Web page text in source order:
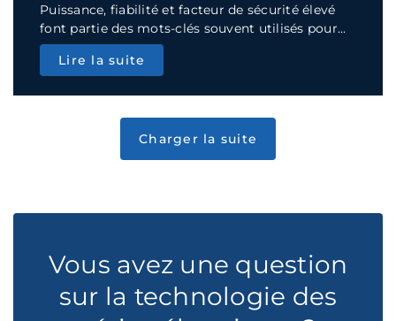
Puissance, fiabilité et facteur de sécurité élevé
font partie des mots-clés souvent utilisés pour...
Lire la suite
Vous avez une question
sur la technologie des